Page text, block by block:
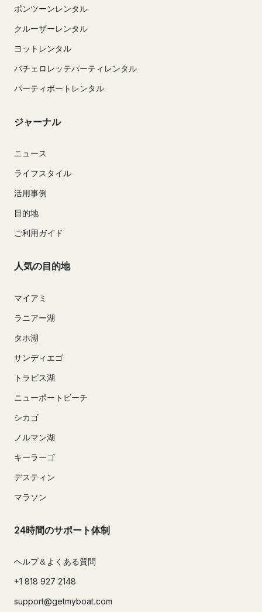
ポンツーンレンタル
クルーザーレンタル
ヨットレンタル
バチェロレッテパーティレンタル
パーティボートレンタル
ジャーナル
ニュース
ライフスタイル
活用事例
目的地
ご利用ガイド
人気の目的地
マイアミ
ラニアー湖
タホ湖
サンディエゴ
トラビス湖
ニューポートビーチ
シカゴ
ノルマン湖
キーラーゴ
デスティン
マラソン
24時間のサポート体制
ヘルプ＆よくある質問
+1 818 927 2148
support@getmyboat.com